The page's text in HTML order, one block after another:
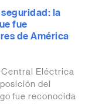
seguridad: la
fue
de América
Central Eléctrica
del
fue reconocida